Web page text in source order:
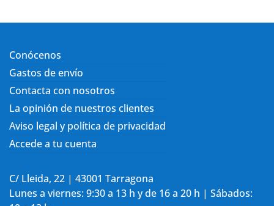
Conócenos
Gastos de envío
Contacta con nosotros
La opinión de nuestros clientes
Aviso legal y política de privacidad
Accede a tu cuenta
C/ Lleida, 22 | 43001 Tarragona
Lunes a viernes: 9:30 a 13 h y de 16 a 20 h | Sábados: